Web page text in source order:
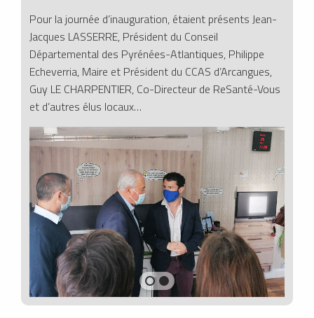
Pour la journée d’inauguration, étaient présents Jean-
Jacques LASSERRE, Président du Conseil
Départemental des Pyrénées-Atlantiques, Philippe
Echeverria, Maire et Président du CCAS d’Arcangues,
Guy LE CHARPENTIER, Co-Directeur de ReSanté-Vous
et d’autres élus locaux…